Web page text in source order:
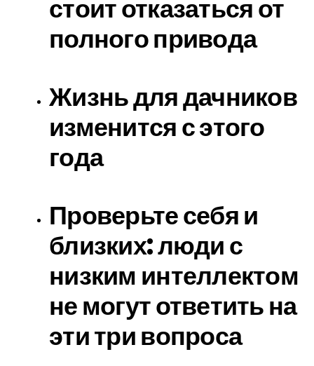
стоит отказаться от
полного привода
Жизнь для дачников
изменится с этого
года
Проверьте себя и
близких: люди с
низким интеллектом
не могут ответить на
эти три вопроса